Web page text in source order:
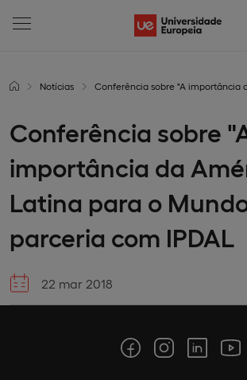
Notícias Conferência sobre "A importância da América Latina
Conferência sobre
importância da
Latina para o
parceria com IPDAL
22 mar 2018